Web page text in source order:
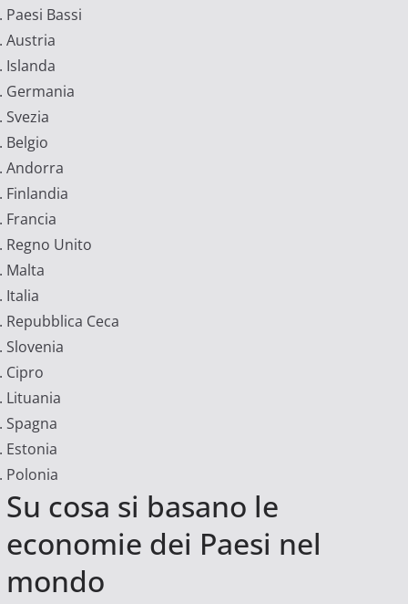
Paesi Bassi
Austria
Islanda
Germania
Svezia
Belgio
Andorra
Finlandia
Francia
Regno Unito
Malta
Italia
Repubblica Ceca
Slovenia
Cipro
Lituania
Spagna
Estonia
Polonia
Su cosa si basano le
economie dei Paesi nel
mondo